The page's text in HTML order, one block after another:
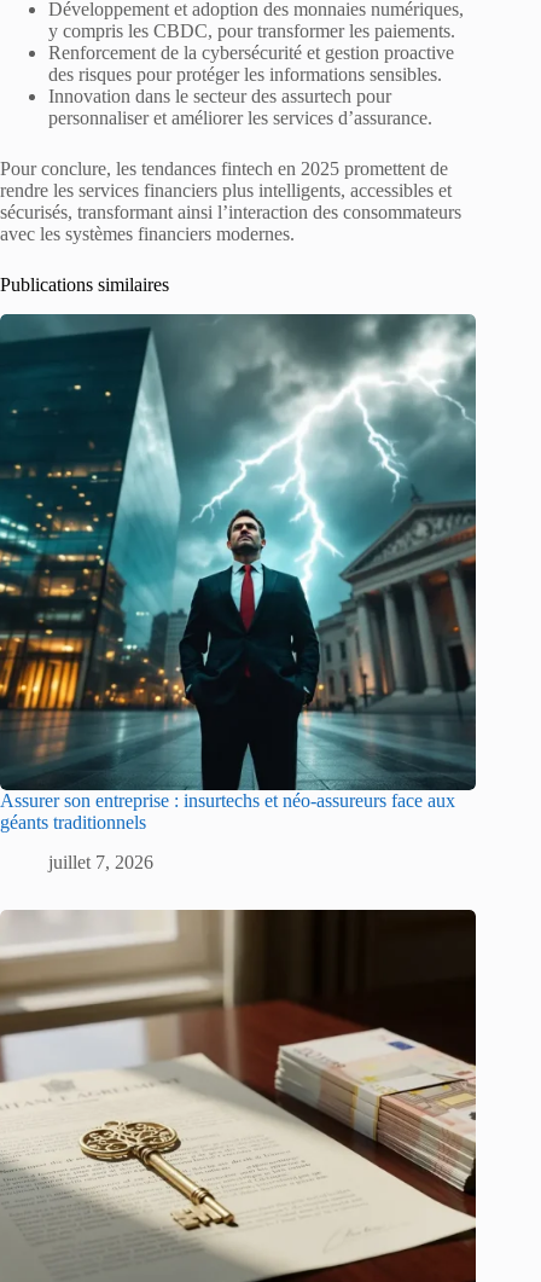
Développement et adoption des monnaies numériques,
y compris les CBDC, pour transformer les paiements.
Renforcement de la cybersécurité et gestion proactive
des risques pour protéger les informations sensibles.
Innovation dans le secteur des assurtech pour
personnaliser et améliorer les services d’assurance.
Pour conclure, les tendances fintech en 2025 promettent de
rendre les services financiers plus intelligents, accessibles et
sécurisés, transformant ainsi l’interaction des consommateurs
avec les systèmes financiers modernes.
Publications similaires
Assurer son entreprise : insurtechs et néo-assureurs face aux
géants traditionnels
juillet 7, 2026